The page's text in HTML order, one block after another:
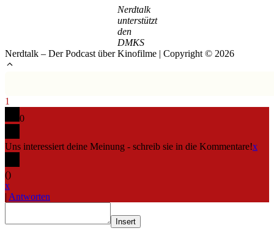
Nerdtalk
unterstützt
den
DMKS
Nerdtalk – Der Podcast über Kinofilme | Copyright © 2026
1
0
Uns interessiert deine Meinung - schreib sie in die Kommentare!x
()
x
| Antworten
Insert